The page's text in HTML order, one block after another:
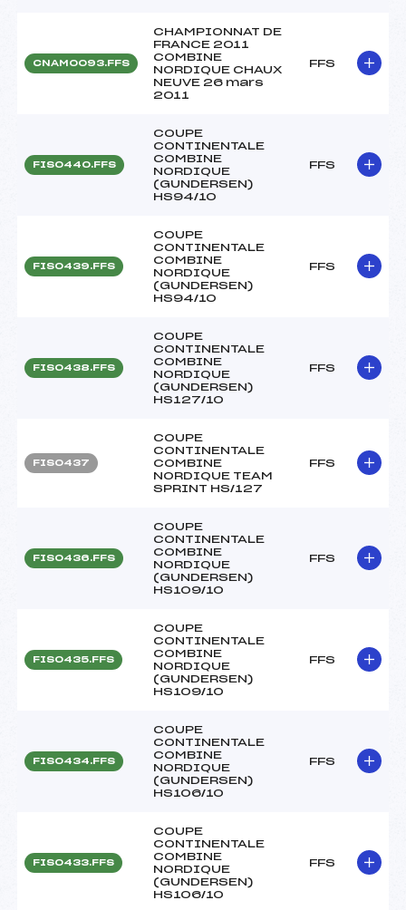
CNAM0093.FFS
CHAMPIONNAT DE
FRANCE 2011
COMBINE
NORDIQUE CHAUX
NEUVE 26 mars
2011
FFS
FIS0440.FFS
COUPE
CONTINENTALE
COMBINE
NORDIQUE
(GUNDERSEN)
HS94/10
FFS
FIS0439.FFS
COUPE
CONTINENTALE
COMBINE
NORDIQUE
(GUNDERSEN)
HS94/10
FFS
FIS0438.FFS
COUPE
CONTINENTALE
COMBINE
NORDIQUE
(GUNDERSEN)
HS127/10
FFS
FIS0437
COUPE
CONTINENTALE
COMBINE
NORDIQUE TEAM
SPRINT HS/127
FFS
FIS0436.FFS
COUPE
CONTINENTALE
COMBINE
NORDIQUE
(GUNDERSEN)
HS109/10
FFS
FIS0435.FFS
COUPE
CONTINENTALE
COMBINE
NORDIQUE
(GUNDERSEN)
HS109/10
FFS
FIS0434.FFS
COUPE
CONTINENTALE
COMBINE
NORDIQUE
(GUNDERSEN)
HS106/10
FFS
FIS0433.FFS
COUPE
CONTINENTALE
COMBINE
NORDIQUE
(GUNDERSEN)
HS106/10
FFS